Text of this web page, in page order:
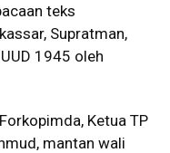
teks
Supratman,
1945 oleh
Ketua TP
mantan wali